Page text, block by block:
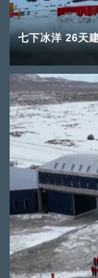
七下冰洋 26天